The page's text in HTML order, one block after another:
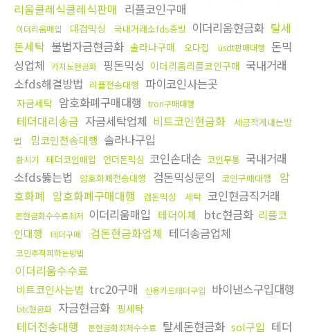
리움클레식클레식판매 리플코인구매
이더리움매입 대검믹싱 국내거래소fds증빙 이더리움현금화 탈세
돈세탁 불법자금현금화 솔라나구매 오다집 usdt판매대행
돈믹
싱업체
카지노현금화 핑돈믹싱 이더리움리플코인구매 국내거래
소fds해결방법
리플전송대행 파이코인사는곳
자금세탁 암호화폐구매대행 tron구매대행
테더대리송금 자금세탁업체 비트코인현금화
세금적게내는방
법
밈코인전송대행 솔라나구입
환치기 테더코인매입 언더돈믹싱 코인손대손 코인무통 국내거래
소fds뚫는법
암호화폐전송대행 검돈믹싱문의 코인구매대행
암
호화폐 암호화폐구매대행 검돈믹싱 세탁 코인현금직거래
돈현금화수수료최저 이더리움매입 테더이체 btc현금화 리플코
인대행
테더구매 검돈현금화업체 테더송금업체
코인추적피하는방법
이더리움수수료
비트코인사는법 trc20구매 신용카드테더구입 바이낸스구입대행
btc현금화 자금현금화 핑세탁
테더전송대행 돈현금화최저수수료 탈세돈현금화 sol구입 테더